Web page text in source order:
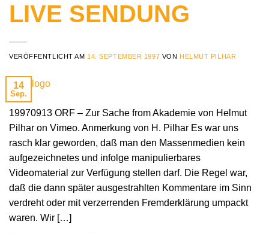
LIVE SENDUNG
VERÖFFENTLICHT AM14. SEPTEMBER 1997 VON HELMUT PILHAR
14
Sep.
19970913 ORF – Zur Sache from Akademie von Helmut
Pilhar on Vimeo. Anmerkung von H. Pilhar Es war uns
rasch klar geworden, daß man den Massenmedien kein
aufgezeichnetes und infolge manipulierbares
Videomaterial zur Verfügung stellen darf. Die Regel war,
daß die dann später ausgestrahlten Kommentare im Sinn
verdreht oder mit verzerrenden Fremderklärung umpackt
waren. Wir […]